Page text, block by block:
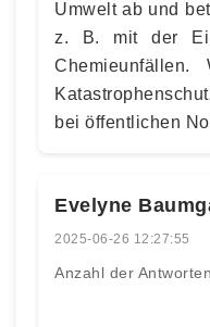
Umwelt ab und
z. B. mit der
bei öffentlichen
Evelyne
2025-06-26 12:27:55
Anzahl der